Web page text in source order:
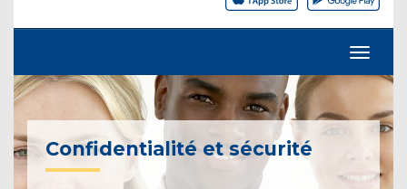
Confidentialité et sécurité